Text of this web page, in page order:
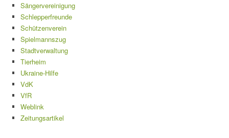
Sängervereinigung
Schlepperfreunde
Schützenverein
Spielmannszug
Stadtverwaltung
Tierheim
Ukraine-Hilfe
VdK
VfR
Weblink
Zeitungsartikel